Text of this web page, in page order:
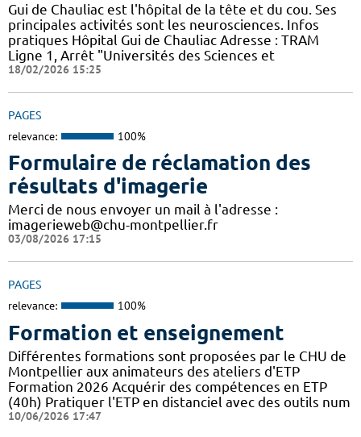
Gui de Chauliac est l'hôpital de la tête et du cou. Ses
principales activités sont les neurosciences. Infos
pratiques Hôpital Gui de Chauliac Adresse : TRAM
Ligne 1, Arrêt "Universités des Sciences et
18/02/2026 15:25
PAGES
relevance: 100%
Formulaire de réclamation des
résultats d'imagerie
Merci de nous envoyer un mail à l'adresse :
imagerieweb@chu-montpellier.fr
03/08/2026 17:15
PAGES
relevance: 100%
Formation et enseignement
Différentes formations sont proposées par le CHU de
Montpellier aux animateurs des ateliers d'ETP
Formation 2026 Acquérir des compétences en ETP
(40h) Pratiquer l'ETP en distanciel avec des outils num
10/06/2026 17:47